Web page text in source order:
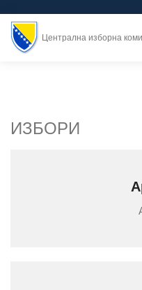
Централна изборна
ИЗБОРИ